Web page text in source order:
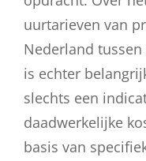
uurtarieven van
Nederland
is echter
slechts een
daadwerkelijke
basis van